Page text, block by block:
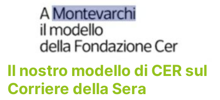
Il nostro modello di CER sul
Corriere della Sera